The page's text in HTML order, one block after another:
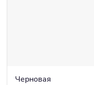
Черновая